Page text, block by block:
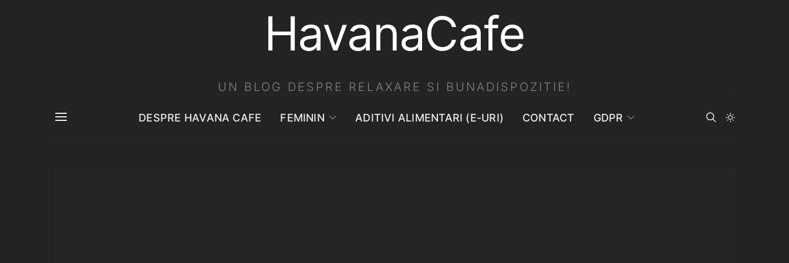
HavanaCafe
UN BLOG DESPRE RELAXARE SI BUNADISPOZITIE!
DESPRE HAVANA CAFE FEMININ ADITIVI ALIMENTARI (E-URI) CONTACT GDPR